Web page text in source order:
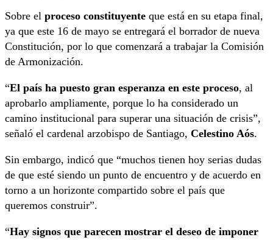
Sobre el proceso constituyente que está en su etapa final,
ya que este 16 de mayo se entregará el borrador de nueva
Constitución, por lo que comenzará a trabajar la Comisión
de Armonización.
“El país ha puesto gran esperanza en este proceso, al
aprobarlo ampliamente, porque lo ha considerado un
camino institucional para superar una situación de crisis”,
señaló el cardenal arzobispo de Santiago, Celestino Aós.
Sin embargo, indicó que “muchos tienen hoy serias dudas
de que esté siendo un punto de encuentro y de acuerdo en
torno a un horizonte compartido sobre el país que
queremos construir”.
“Hay signos que parecen mostrar el deseo de imponer